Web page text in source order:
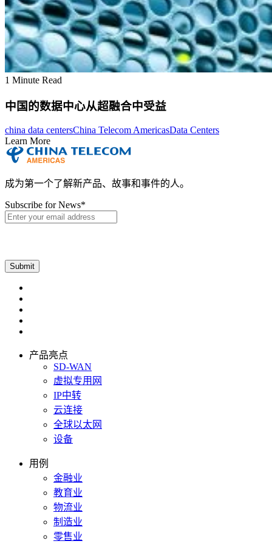
1 Minute Read
中国的数据中心从超融合中受益
china data centersChina Telecom AmericasData Centers
Learn More
成为第一个了解新产品、故事和事件的人。
Subscribe for News*
产品亮点
SD-WAN
虚拟专用网
IP中转
云连接
全球以太网
设备
用例
金融业
教育业
物流业
制造业
零售业